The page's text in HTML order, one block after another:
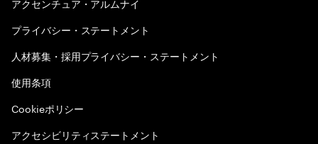
プライバシー・ステートメント
人材募集・採用プライバシー・ステートメント
使用条項
Cookieポリシー
アクセシビリティステートメント